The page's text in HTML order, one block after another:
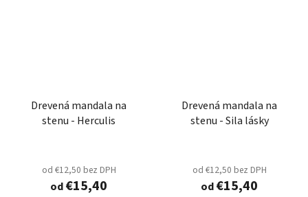
Drevená mandala na
stenu - Herculis
od €12,50 bez DPH
od€15,40
Drevená mandala na
stenu - Sila lásky
od €12,50 bez DPH
od€15,40